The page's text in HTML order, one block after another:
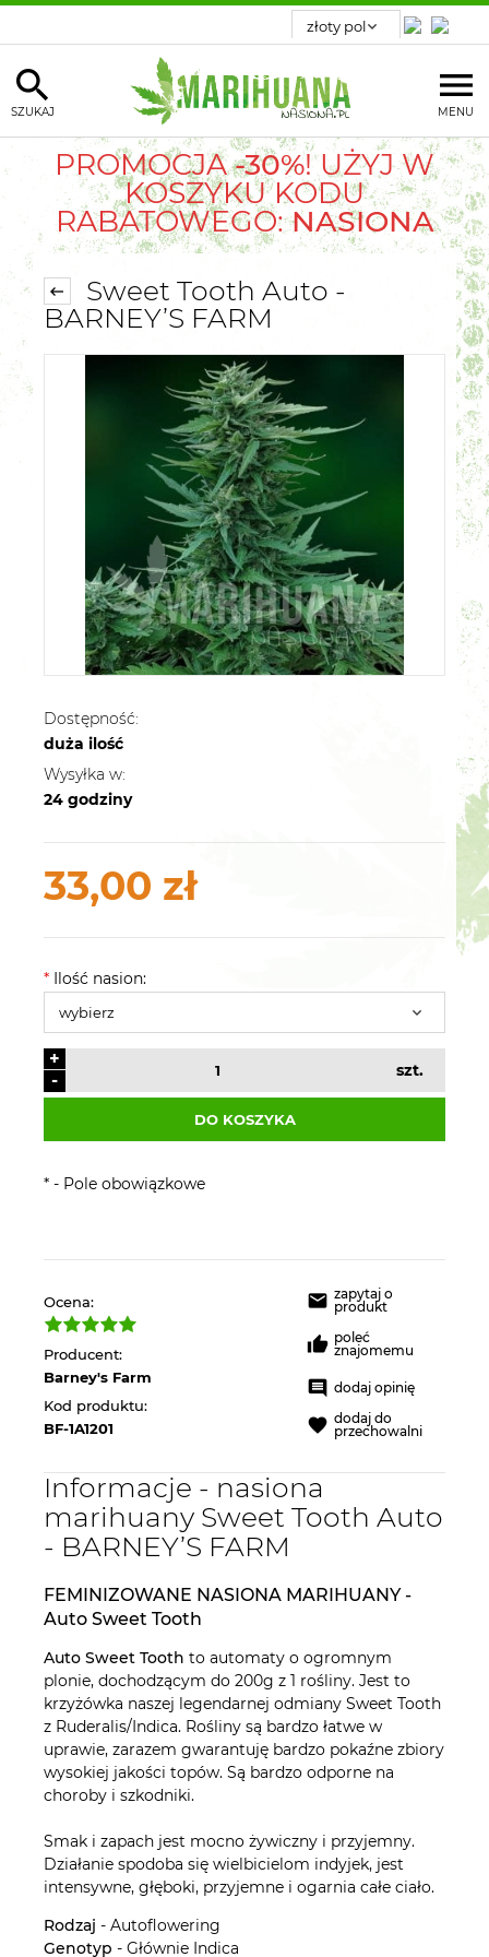
MENU
SZUKAJ
PROMOCJA-30%! UŻYJ W
KOSZYKU KODU
RABATOWEGO:NASIONA
Sweet Tooth Auto -
BARNEY’S FARM
Dostępność:
duża ilość
Wysyłka w:
24 godziny
33,00 zł
* Ilość nasion:
-
+
szt.
DO KOSZYKA
* - Pole obowiązkowe
Ocena:
Producent:
Barney's Farm
Kod produktu:
BF-1A1201
zapytaj o
produkt
poleć
znajomemu
dodaj opinię
dodaj do
przechowalni
Informacje - nasiona
marihuany Sweet Tooth Auto
- BARNEY’S FARM
FEMINIZOWANE NASIONA MARIHUANY -
Auto Sweet Tooth
Auto Sweet Tooth to automaty o ogromnym
plonie, dochodzącym do 200g z 1 rośliny. Jest to
krzyżówka naszej legendarnej odmiany Sweet Tooth
z Ruderalis/Indica. Rośliny są bardzo łatwe w
uprawie, zarazem gwarantuję bardzo pokaźne zbiory
wysokiej jakości topów. Są bardzo odporne na
choroby i szkodniki.
Smak i zapach jest mocno żywiczny i przyjemny.
Działanie spodoba się wielbicielom indyjek, jest
intensywne, głęboki, przyjemne i ogarnia całe ciało.
Rodzaj - Autoflowering
Genotyp - Głównie Indica